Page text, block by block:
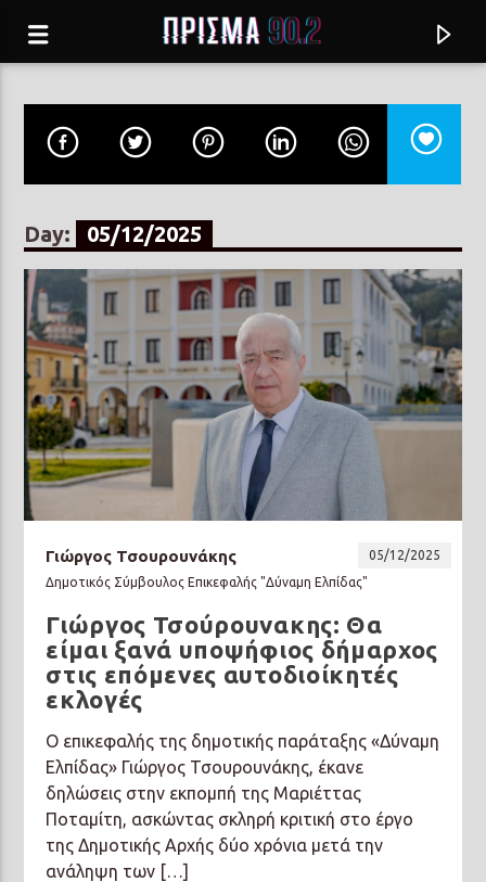
Current track
ΕΤΣΙ ΚΙ ΑΛΛΙΩΣ
ΓΙΩΡΓΟΣ ΝΤΑΛΑΡΑΣ
Prisma Radio 90,2
Day: 05/12/2025
Γιώργος Τσουρουνάκης
05/12/2025
Δημοτικός Σύμβουλος Επικεφαλής "Δύναμη Ελπίδας"
Γιώργος Τσούρουνακης: Θα
είμαι ξανά υποψήφιος δήμαρχος
στις επόμενες αυτοδιοίκητές
εκλογές
Ο επικεφαλής της δημοτικής παράταξης «Δύναμη
Ελπίδας» Γιώργος Τσουρουνάκης, έκανε
δηλώσεις στην εκπομπή της Μαριέττας
Ποταμίτη, ασκώντας σκληρή κριτική στο έργο
της Δημοτικής Αρχής δύο χρόνια μετά την
ανάληψη των […]